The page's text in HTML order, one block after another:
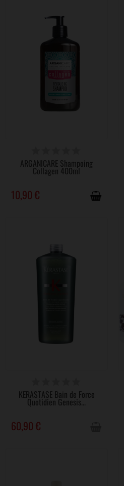
ARGANICARE Shampoing
Collagen 400ml
10,90 €
KÉRASTASE Bain de Force
Quotidien Genesis...
60,90 €